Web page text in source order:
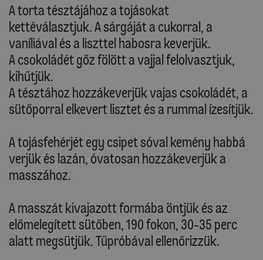
A torta tésztájához a tojásokat
kettéválasztjuk. A sárgáját a cukorral, a
vaníliával és a liszttel habosra keverjük.
A csokoládét gőz fölött a vajjal felolvasztjuk,
kihűtjük.
A tésztához hozzákeverjük vajas csokoládét, a
sütőporral elkevert lisztet és a rummal ízesítjük.
A tojásfehérjét egy csipet sóval kemény habbá
verjük és lazán, óvatosan hozzákeverjük a
masszához.
A masszát kivajazott formába öntjük és az
előmelegített sütőben, 190 fokon, 30-35 perc
alatt megsütjük. Tűpróbával ellenőrizzük.